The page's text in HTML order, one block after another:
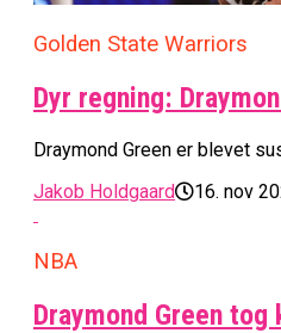
Golden State Warriors
Dyr regning:
Draymond Green er blevet
Jakob Holdgaard
16. nov
NBA
Draymond Green